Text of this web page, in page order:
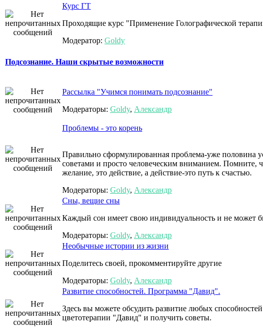
Курс ГТ
Проходящие курс "Применение Голографической
Модератор: Goldy
Подсознание. Наши скрытые возможности
Рассылка "Учимся понимать подсознание"
Модераторы: Goldy, Александр
Проблемы - это корень
Правильно сформулированная проблема-уже половина
советами и просто человеческим вниманием. Помните,
желание, это действие, а действие-это путь к счастью.
Модераторы: Goldy, Александр
Сны, вещие сны
Каждый сон имеет свою индивидуальность и не может
Модераторы: Goldy, Александр
Необычные истории из жизни
Поделитесь своей, прокомментируйте другие
Модераторы: Goldy, Александр
Развитие способностей. Программа "Давид".
Здесь вы можете обсудить развитие любых
цветотерапии "Давид" и получить советы.